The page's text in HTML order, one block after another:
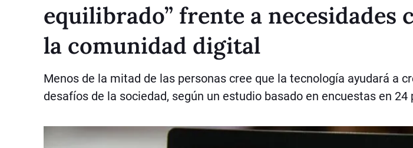
equilibrado” frente a necesidades
la comunidad digital
Menos de la mitad de las personas cree que la tecnología ayudará a
desafíos de la sociedad, según un estudio basado en encuestas en 24